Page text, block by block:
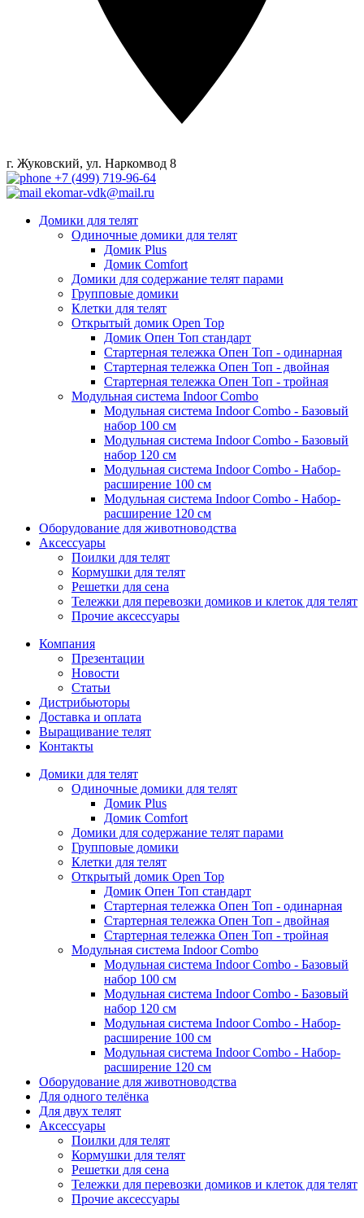
г. Жуковский, ул. Наркомвод 8
+7 (499) 719-96-64
ekomar-vdk@mail.ru
Домики для телят
Одиночные домики для телят
Домик Plus
Домик Comfort
Домики для содержание телят парами
Групповые домики
Клетки для телят
Открытый домик Open Top
Домик Опен Топ стандарт
Стартерная тележка Опен Топ - одинарная
Стартерная тележка Опен Топ - двойная
Стартерная тележка Опен Топ - тройная
Модульная система Indoor Combo
Модульная система Indoor Combo - Базовый
набор 100 см
Модульная система Indoor Combo - Базовый
набор 120 см
Модульная система Indoor Combo - Набор-
расширение 100 см
Модульная система Indoor Combo - Набор-
расширение 120 см
Оборудование для животноводства
Аксессуары
Поилки для телят
Кормушки для телят
Решетки для сена
Тележки для перевозки домиков и клеток для телят
Прочие аксессуары
Компания
Презентации
Новости
Статьи
Дистрибьюторы
Доставка и оплата
Выращивание телят
Контакты
Домики для телят
Одиночные домики для телят
Домик Plus
Домик Comfort
Домики для содержание телят парами
Групповые домики
Клетки для телят
Открытый домик Open Top
Домик Опен Топ стандарт
Стартерная тележка Опен Топ - одинарная
Стартерная тележка Опен Топ - двойная
Стартерная тележка Опен Топ - тройная
Модульная система Indoor Combo
Модульная система Indoor Combo - Базовый
набор 100 см
Модульная система Indoor Combo - Базовый
набор 120 см
Модульная система Indoor Combo - Набор-
расширение 100 см
Модульная система Indoor Combo - Набор-
расширение 120 см
Оборудование для животноводства
Для одного телёнка
Для двух телят
Аксессуары
Поилки для телят
Кормушки для телят
Решетки для сена
Тележки для перевозки домиков и клеток для телят
Прочие аксессуары